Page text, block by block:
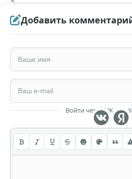
Добавить
Войти через VK или